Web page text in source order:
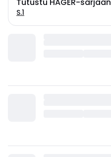
S.1